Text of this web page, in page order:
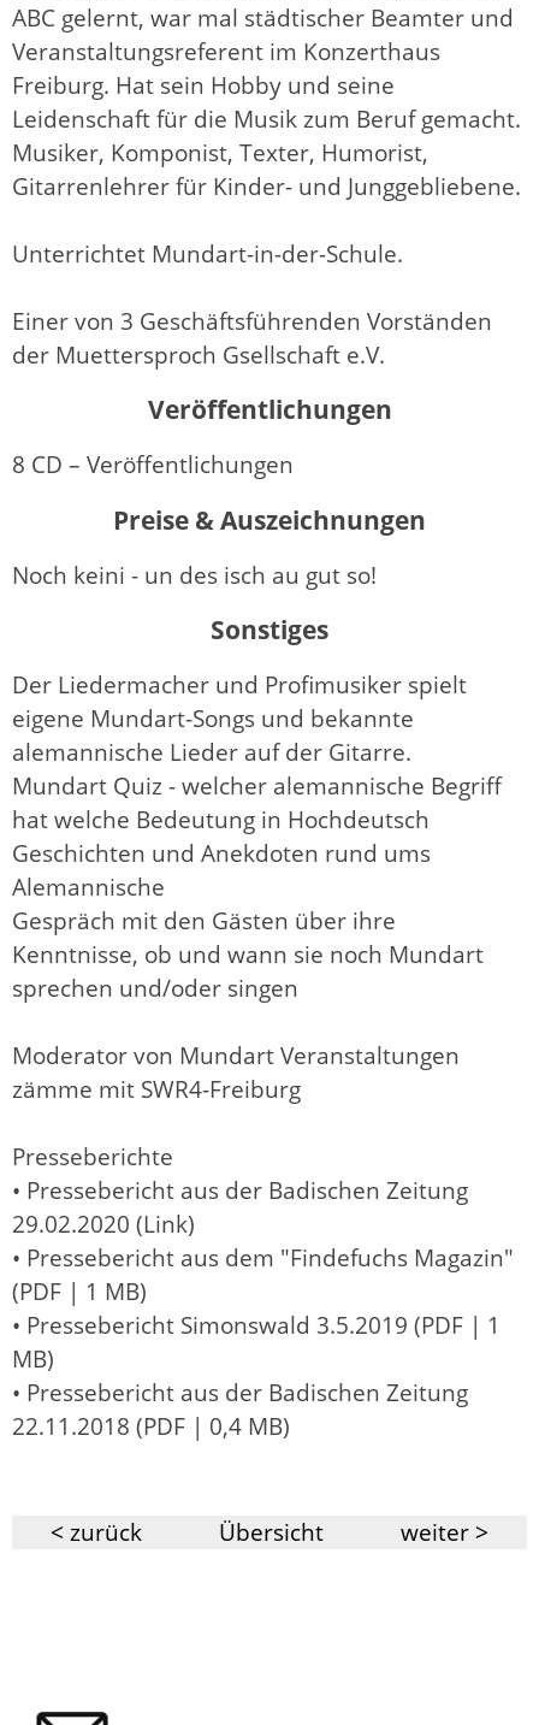
ABC gelernt, war mal städtischer Beamter und
Veranstaltungsreferent im Konzerthaus
Freiburg. Hat sein Hobby und seine
Leidenschaft für die Musik zum Beruf gemacht.
Musiker, Komponist, Texter, Humorist,
Gitarrenlehrer für Kinder- und Junggebliebene.
Unterrichtet Mundart-in-der-Schule.
Einer von 3 Geschäftsführenden Vorständen
der Muettersproch Gsellschaft e.V.
Veröffentlichungen
8 CD – Veröffentlichungen
Preise & Auszeichnungen
Noch keini - un des isch au gut so!
Sonstiges
Der Liedermacher und Profimusiker spielt
eigene Mundart-Songs und bekannte
alemannische Lieder auf der Gitarre.
Mundart Quiz - welcher alemannische Begriff
hat welche Bedeutung in Hochdeutsch
Geschichten und Anekdoten rund ums
Alemannische
Gespräch mit den Gästen über ihre
Kenntnisse, ob und wann sie noch Mundart
sprechen und/oder singen
Moderator von Mundart Veranstaltungen
zämme mit SWR4-Freiburg
Presseberichte
• Pressebericht aus der Badischen Zeitung
29.02.2020 (Link)
• Pressebericht aus dem "Findefuchs Magazin"
(PDF | 1 MB)
• Pressebericht Simonswald 3.5.2019 (PDF | 1
MB)
• Pressebericht aus der Badischen Zeitung
22.11.2018 (PDF | 0,4 MB)
< zurück Übersicht weiter >